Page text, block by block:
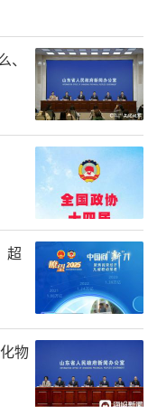
住居生活”
技赋能物业管
生活，以期为整
示范引领，赋能
超
物